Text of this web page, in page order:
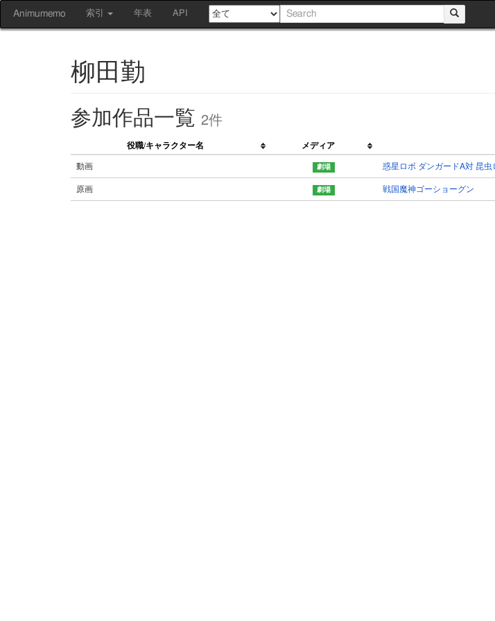
Animumemo 索引 年表 API
柳田勤
参加作品一覧 2件
役職/キャラクター名 メディア
動画 惑星ロボ ダンガードA対 昆虫
原画 戦国魔神ゴーショーグン